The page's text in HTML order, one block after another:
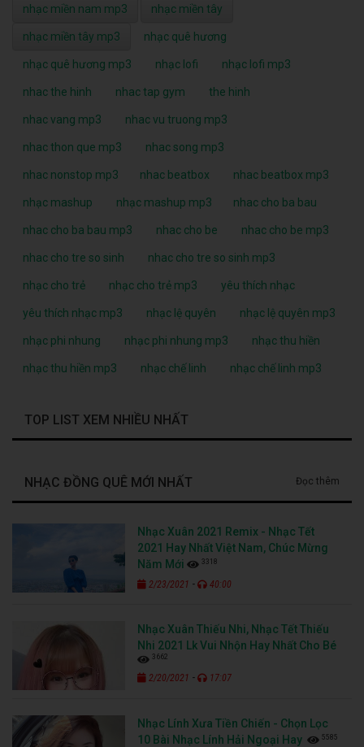
nhạc miền nam mp3 nhạc miền tây
nhạc miền tây mp3 nhạc quê hương
nhạc quê hương mp3 nhạc lofi nhạc lofi mp3
nhac the hinh nhac tap gym the hinh
nhac vang mp3 nhac vu truong mp3
nhac thon que mp3 nhac song mp3
nhac nonstop mp3 nhac beatbox nhac beatbox mp3
nhạc mashup nhạc mashup mp3 nhac cho ba bau
nhac cho ba bau mp3 nhac cho be nhac cho be mp3
nhac cho tre so sinh nhac cho tre so sinh mp3
nhạc cho trẻ nhạc cho trẻ mp3 yêu thích nhạc
yêu thích nhạc mp3 nhạc lệ quyên nhạc lệ quyên mp3
nhạc phi nhung nhạc phi nhung mp3 nhạc thu hiền
nhạc thu hiền mp3 nhạc chế linh nhạc chế linh mp3
TOP LIST XEM NHIỀU NHẤT
NHẠC ĐỒNG QUÊ MỚI NHẤT Đọc thêm
Nhạc Xuân 2021 Remix - Nhạc Tết
2021 Hay Nhất Việt Nam, Chúc Mừng
Năm Mới
3318
2/23/2021 - 40:00
Nhạc Xuân Thiếu Nhi, Nhạc Tết Thiếu
Nhi 2021 Lk Vui Nhộn Hay Nhất Cho Bé
3662
2/20/2021 - 17:07
Nhạc Lính Xưa Tiền Chiến - Chọn Lọc
10 Bài Nhạc Lính Hải Ngoại Hay
5585